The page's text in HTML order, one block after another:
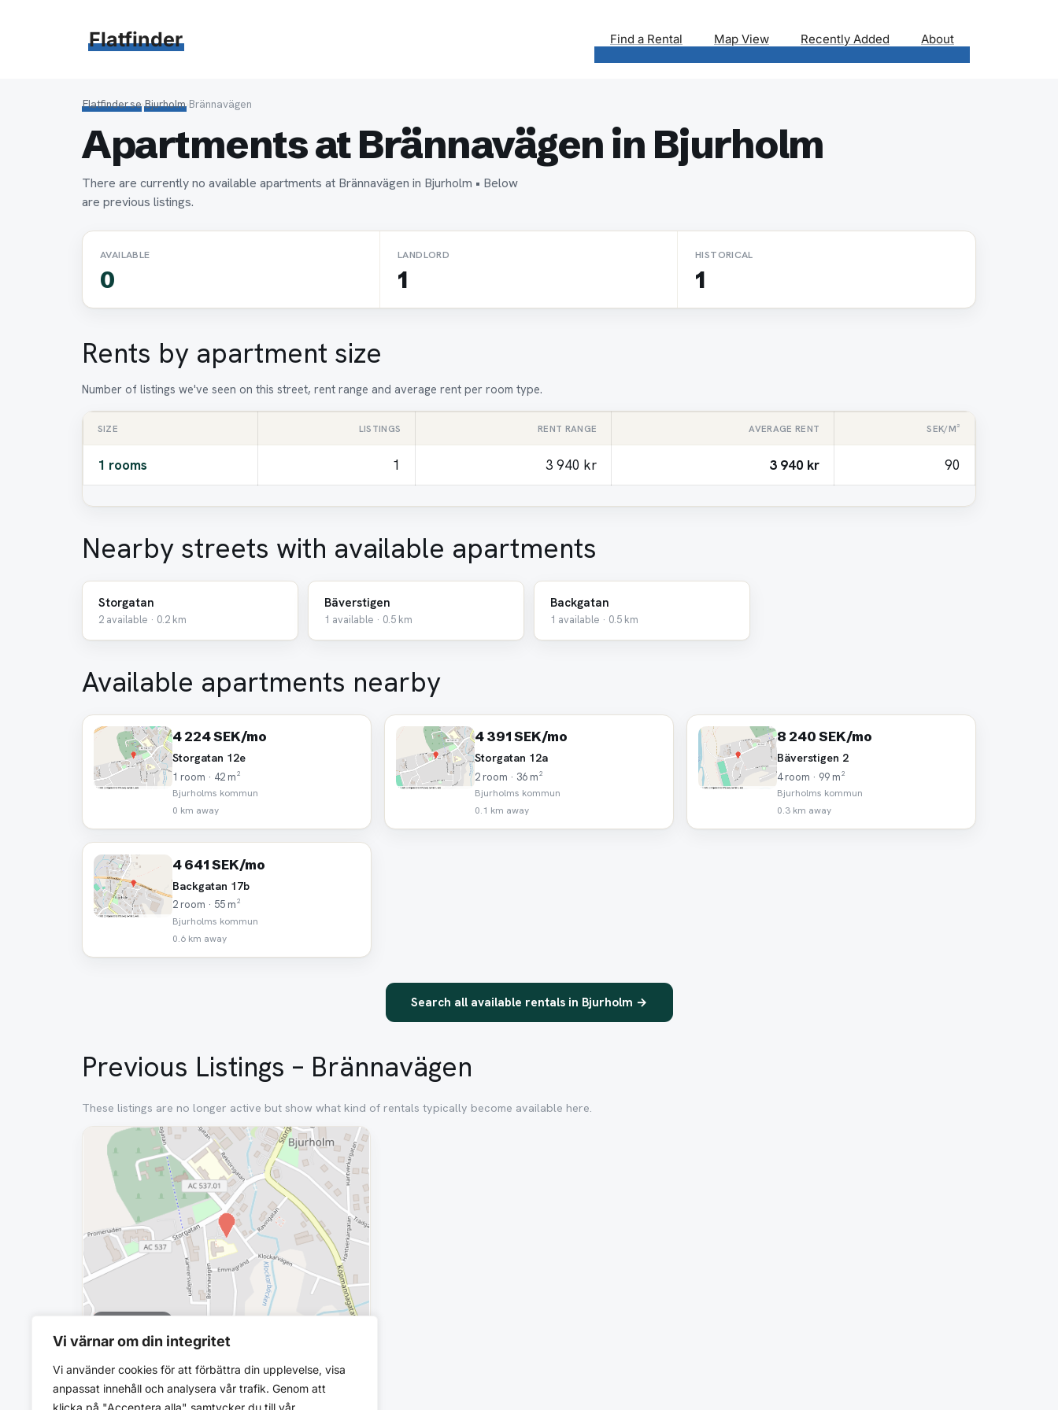
Vi värnar om din integritet
Vi använder cookies för att förbättra din upplevelse, visa
anpassat innehåll och analysera vår trafik. Genom att
klicka på "Acceptera alla" samtycker du till vår
Flatfinder Find a Rental Map View Recently Added About
Flatfinder.se›Bjurholm›Brännavägen
Apartments at Brännavägen in Bjurholm
There are currently no available apartments at Brännavägen in Bjurholm • Below
are previous listings.
AVAILABLE
0
LANDLORD
1
HISTORICAL
1
Rents by apartment size
Number of listings we've seen on this street, rent range and average rent per room type.
SIZE LISTINGS RENT RANGE AVERAGE RENT SEK/M²
1 rooms 1 3 940 kr 3 940 kr 90
Nearby streets with available apartments
Storgatan
2 available · 0.2 km
Bäverstigen
1 available · 0.5 km
Backgatan
1 available · 0.5 km
Available apartments nearby
4 224 SEK/mo
Storgatan 12e
1 room · 42 m²
Bjurholms kommun
0 km away
4 391 SEK/mo
Storgatan 12a
2 room · 36 m²
Bjurholms kommun
0.1 km away
8 240 SEK/mo
Bäverstigen 2
4 room · 99 m²
Bjurholms kommun
0.3 km away
4 641 SEK/mo
Backgatan 17b
2 room · 55 m²
Bjurholms kommun
0.6 km away
Search all available rentals in Bjurholm →
Previous Listings – Brännavägen
These listings are no longer active but show what kind of rentals typically become available here.
Removed
3 940 SEK/mo
Brännavägen 1
Bjurholms kommun